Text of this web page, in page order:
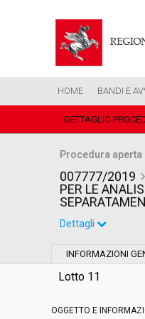
HOME BANDI E
DETTAGLIO
Procedura aperta
007777/2019
PER LE
Tipo di contratto:
Data
Dettagli
INFORMAZIONI
Lotto 11
OGGETTO E